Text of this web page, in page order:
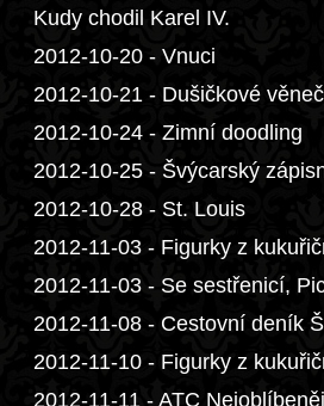
Kudy chodil Karel IV.
2012-10-20 - Vnuci
2012-10-21 - Dušičkové
2012-10-24 - Zimní doodling
2012-10-25 - Švýcarský
2012-10-28 - St. Louis
2012-11-03 - Figurky z
2012-11-03 - Se sestřenicí,
2012-11-08 - Cestovní deník
2012-11-10 - Figurky z
2012-11-11 - ATC